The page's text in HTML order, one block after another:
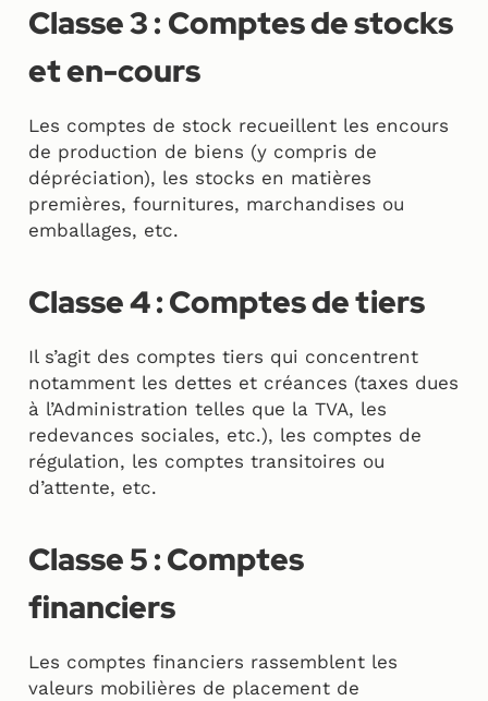
Classe 3 : Comptes de stocks
et en-cours
Les comptes de stock recueillent les encours
de production de biens (y compris de
dépréciation), les stocks en matières
premières, fournitures, marchandises ou
emballages, etc.
Classe 4 : Comptes de tiers
Il s’agit des comptes tiers qui concentrent
notamment les dettes et créances (taxes dues
à l’Administration telles que la TVA, les
redevances sociales, etc.), les comptes de
régulation, les comptes transitoires ou
d’attente, etc.
Classe 5 : Comptes
financiers
Les comptes financiers rassemblent les
valeurs mobilières de placement de